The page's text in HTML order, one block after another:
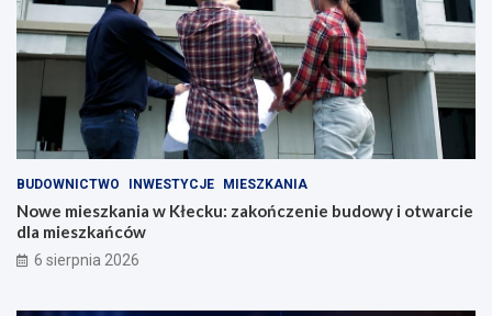
BUDOWNICTWO INWESTYCJE MIESZKANIA
Nowe mieszkania w Kłecku: zakończenie budowy i otwarcie
dla mieszkańców
6 sierpnia 2026